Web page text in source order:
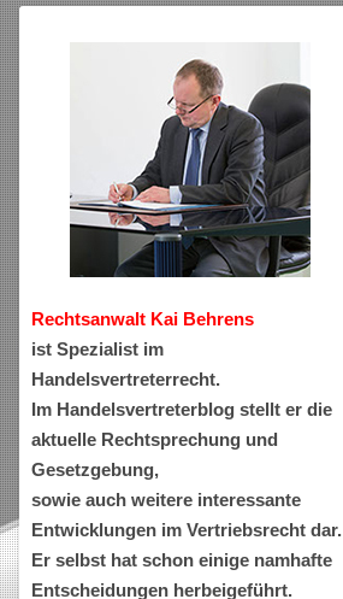
Rechtsanwalt Kai Behrens
ist Spezialist im
Handelsvertreterrecht.
Im Handelsvertreterblog stellt er die
aktuelle Rechtsprechung und
Gesetzgebung,
sowie auch weitere interessante
Entwicklungen im Vertriebsrecht dar.
Er selbst hat schon einige namhafte
Entscheidungen herbeigeführt.